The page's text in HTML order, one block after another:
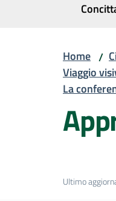
Home /
Viaggio
La
Ultimo